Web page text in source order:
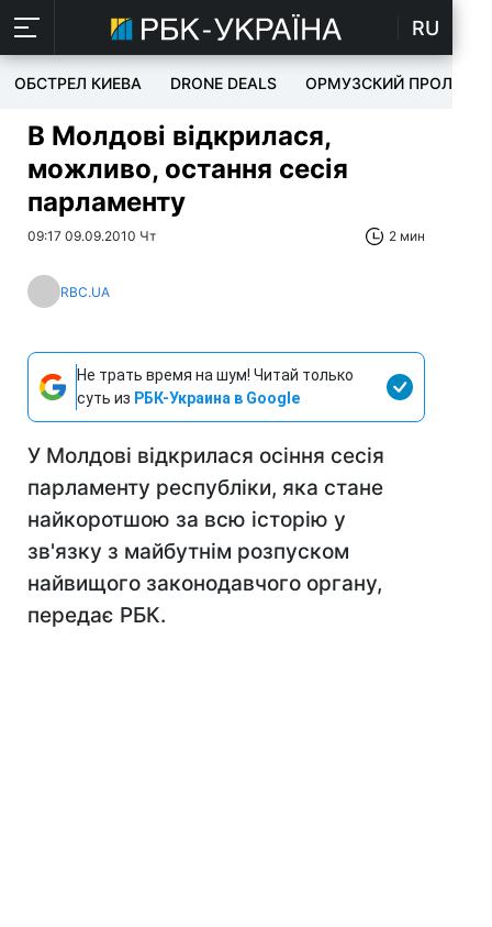
RU
ОБСТРЕЛ КИЕВА DRONE DEALS ОРМУЗСКИЙ ПРОЛИВ
В Молдові відкрилася,
можливо, остання сесія
парламенту
09:17 09.09.2010 Чт 2 мин
RBC.UA
Не трать время на шум! Читай только
суть из РБК-Украина в Google
У Молдові відкрилася осіння сесія
парламенту республіки, яка стане
найкоротшою за всю історію у
зв'язку з майбутнім розпуском
найвищого законодавчого органу,
передає РБК.